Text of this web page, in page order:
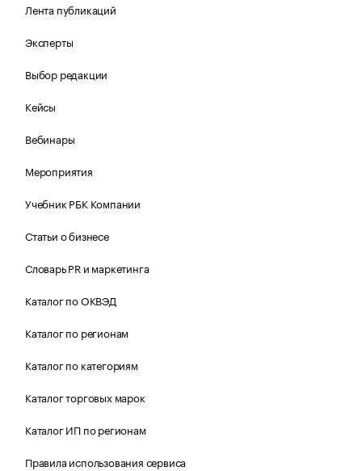
Лента публикаций
Эксперты
Выбор редакции
Кейсы
Вебинары
Мероприятия
Учебник РБК Компании
Статьи о бизнесе
Словарь PR и маркетинга
Каталог по ОКВЭД
Каталог по регионам
Каталог по категориям
Каталог торговых марок
Каталог ИП по регионам
Правила использования сервиса